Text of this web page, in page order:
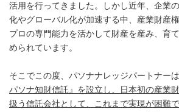
活用を行ってきました。しかし近年、企業
化やグローバル化が加速する中、産業財産
プロの専門能力を活かして財産を産み、育
められています。
そこでこの度、パソナナレッジパートナーは
パソナ知財信託』を設立し、日本初の産業
扱う信託会社として、これまで実現が困難